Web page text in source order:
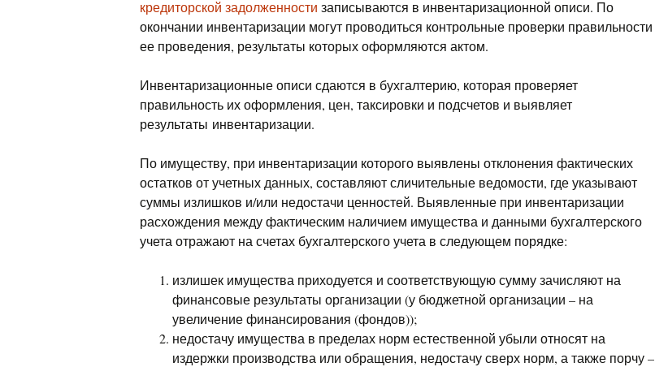
кредиторской задолженности записываются в инвентаризационной описи. По
окончании инвентаризации могут проводиться контрольные проверки правильности
ее проведения, результаты которых оформляются актом.
Инвентаризационные описи сдаются в бухгалтерию, которая проверяет
правильность их оформления, цен, таксировки и подсчетов и выявляет
результаты инвентаризации.
По имуществу, при инвентаризации которого выявлены отклонения фактических
остатков от учетных данных, составляют сличительные ведомости, где указывают
суммы излишков и/или недостачи ценностей. Выявленные при инвентаризации
расхождения между фактическим наличием имущества и данными бухгалтерского
учета отражают на счетах бухгалтерского учета в следующем порядке:
излишек имущества приходуется и соответствующую сумму зачисляют на
финансовые результаты организации (у бюджетной организации – на
увеличение финансирования (фондов));
недостачу имущества в пределах норм естественной убыли относят на
издержки производства или обращения, недостачу сверх норм, а также порчу –